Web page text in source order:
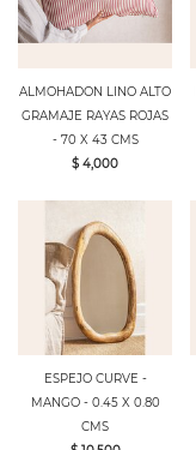
ALMOHADON LINO ALTO
GRAMAJE RAYAS ROJAS
- 70 X 43 CMS
$ 4,000
ESPEJO CURVE -
MANGO - 0.45 X 0.80
CMS